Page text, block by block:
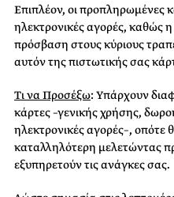
Επιπλέον, οι προπληρωμένες
ηλεκτρονικές αγορές, καθώς
πρόσβαση στους κύριους
αυτόν της πιστωτικής σας
Τι να Προσέξω: Υπάρχουν
κάρτες –γενικής χρήσης,
ηλεκτρονικές αγορές–, οπότε
καταλληλότερη μελετώντας
εξυπηρετούν τις ανάγκες σας.